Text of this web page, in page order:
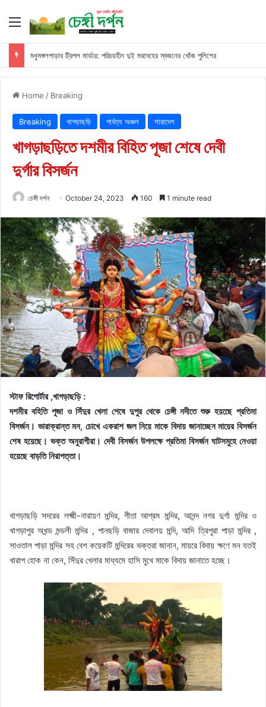
Menu
মধুমঙ্গলপাড়ার ট্রিপল মার্ডার: পরিচয়হীন দুই মরদেহের স্বজনের খোঁজ পুলিশের
Home / Breaking
Breaking খাগড়াছড়ি পার্বত্য অঞ্চল সারাদেশ
খাগড়াছড়িতে দশমীর বিহিত পূজা শেষে দেবী
দুর্গার বিসর্জন
চেঙ্গী দর্পন October 24, 2023 160 1 minute read
স্টাফ রিপোর্টার ,খাগড়াছড়ি :
দশমীর বহিতি পূজা ও সিঁদুর খেলা শেষে দুপুর থেকে চেঙ্গী নদীতে শুরু হয়ছেে প্রতিমা
বিসর্জন। ভারাক্রান্ত মন, চোখে একরাশ জল নিয়ে মাকে বিদায় জানাচ্ছেন মায়ের বিসর্জন
শেষ হয়েছে। ভক্ত অনুরাগীরা। দেবী বিসর্জন উপলক্ষে প্রতিমা বিসর্জন ঘাটসমুহে নেওয়া
হয়েছে বাড়তি নিরাপত্তা।
খাগড়াছড়ি সদরের লক্ষ্মী-নারায়ণ মন্দির, গীতা আশ্রম মন্দির, আনন্দ নগর দুর্গা মন্দির ও
খাগড়াপুর অখন্ড মন্ডলী মন্দির , পানছড়ি বাজার দেবালয় মন্দি, আদি ত্রিপুরা পাড়া মন্দির ,
সাওতাল পাড়া মন্দির সহ বেশ কয়েকটি মন্দিরের ভক্তরা জানান, মায়রে বিদায় ক্ষণে মন যতই
খারাপ হোক না কেন, সিঁদুর খেলার মাধ্যমে হাসি মুখে মাকে বিদায় জানাতে হচ্ছে।